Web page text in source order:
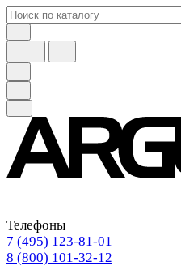
Телефоны
7 (495) 123-81-01
8 (800) 101-32-12